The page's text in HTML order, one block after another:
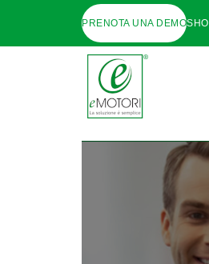
PRENOTA UNA DEMO